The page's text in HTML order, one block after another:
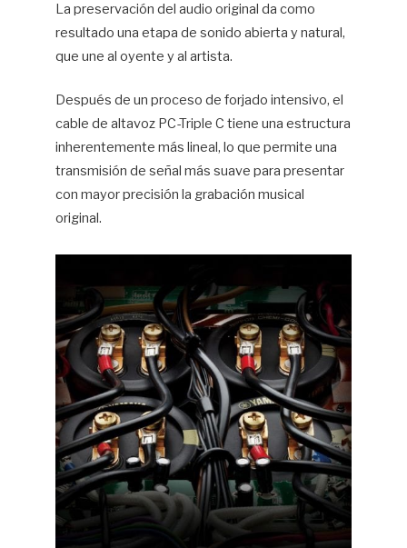
La preservación del audio original da como
resultado una etapa de sonido abierta y natural,
que une al oyente y al artista.
Después de un proceso de forjado intensivo, el
cable de altavoz PC-Triple C tiene una estructura
inherentemente más lineal, lo que permite una
transmisión de señal más suave para presentar
con mayor precisión la grabación musical
original.